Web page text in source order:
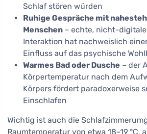
Schlaf stören würden
Ruhige Gespräche mit
Menschen – echte, nicht-digitale
Interaktion hat nachweislich
Einfluss auf das psychische
Warmes Bad oder Dusche – der
Körpertemperatur nach dem
Körpers fördert paradoxerweise
Einschlafen
Wichtig ist auch die
Raumtemperatur von etwa 18–19 °C,